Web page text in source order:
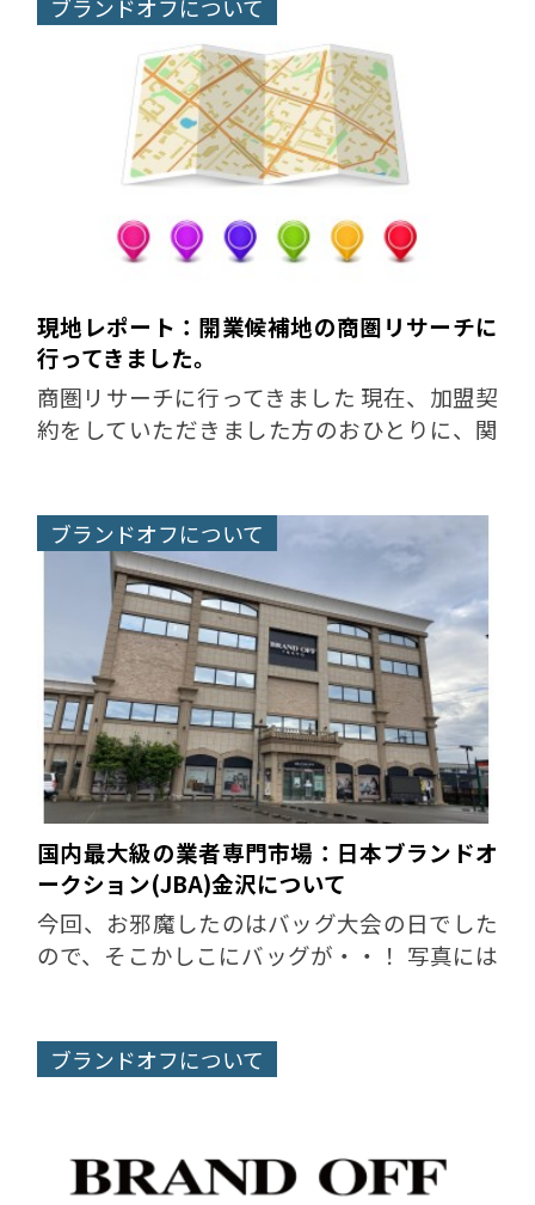
ブランドオフについて
現地レポート：開業候補地の商圏リサーチに
行ってきました。
商圏リサーチに行ってきました 現在、加盟契
約をしていただきました方のおひとりに、関
を見に行ってきましたので...
ブランドオフについて
国内最大級の業者専門市場：日本ブランドオ
ークション(JBA)金沢について
今回、お邪魔したのはバッグ大会の日でした
ので、そこかしこにバッグが・・！ 写真には
大会は、毎月1回、宝石・...
ブランドオフについて